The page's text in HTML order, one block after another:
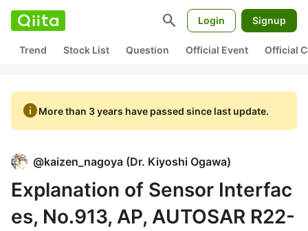
search Login Signup
Trend Stock List Question Official Event Official
infoMore than 3 years have passed since last update.
@kaizen_nagoya (Dr. Kiyoshi Ogawa)
Explanation of Sensor Interfac
es, No.913, AP, AUTOSAR R22-